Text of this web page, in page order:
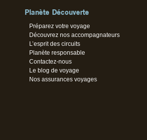
Planète Découverte
Préparez votre voyage
Découvrez nos accompagnateurs
L’esprit des circuits
Planète responsable
Contactez-nous
Le blog de voyage
Nos assurances voyages